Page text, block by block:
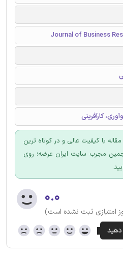
کارآفرینی
با کیفیت عالی و در کوتاه ترین
مجرب سایت ایران عرضه؛ روی
۰.۰
امتیازی ثبت نشده است)